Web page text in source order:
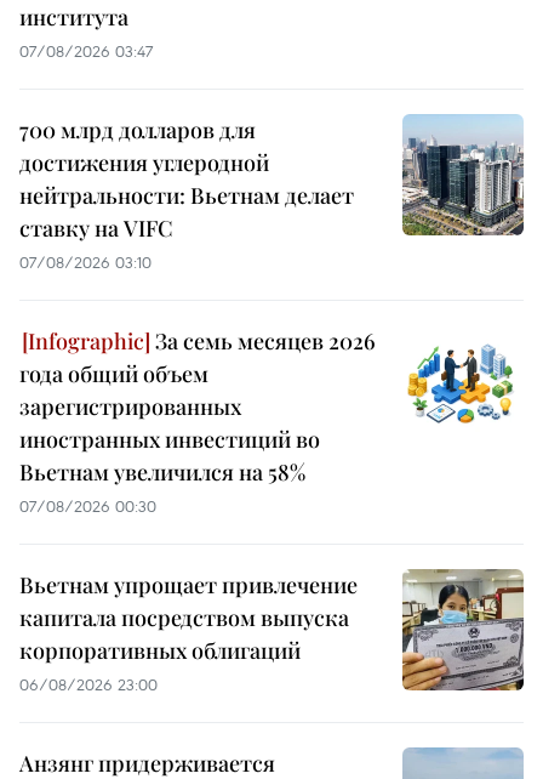
института
07/08/2026 03:47
700 млрд долларов для
достижения углеродной
нейтральности: Вьетнам делает
ставку на VIFC
07/08/2026 03:10
За семь месяцев 2026
года общий объем
зарегистрированных
иностранных инвестиций во
Вьетнам увеличился на 58%
07/08/2026 00:30
Вьетнам упрощает привлечение
капитала посредством выпуска
корпоративных облигаций
06/08/2026 23:00
Анзянг придерживается